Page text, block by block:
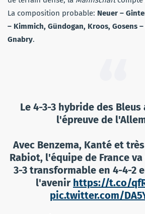
La composition probable: Neuer –
– Kimmich, Gündogan, Kroos, Gosens
Gnabry.
Le 4-3-3 hybride des Bleus
l'épreuve de
Avec Benzema, Kanté et
Rabiot, l'équipe de France
3-3 transformable en 4-4-2
l'avenir https://t.co/
pic.twitter.com/